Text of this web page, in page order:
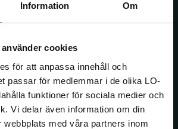
Information Om
cookies
för att anpassa innehåll och
passar för medlemmar i de olika LO-
funktioner för sociala medier och
Vi delar även information om din
webbplats med våra partners inom